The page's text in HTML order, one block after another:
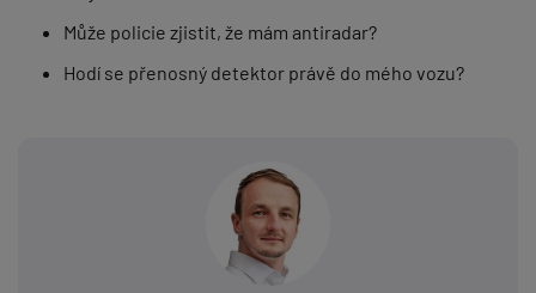
Může policie zjistit, že mám antiradar?
Hodí se přenosný detektor právě do mého vozu?